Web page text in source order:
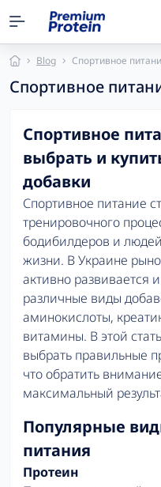
Blog Спортивное
Спортивное
Спортивное
выбрать и
добавки
Спортивное питание
тренировочного
бодибилдеров и
жизни. В Украине
активно развивается
различные виды
аминокислоты,
витамины. В этой
выбрать правильные
что обратить
максимальный
Популярные
питания
Протеин